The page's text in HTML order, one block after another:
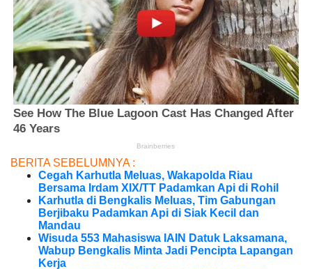
BERITA SEBELUMNYA :
Cegah Karhutla Meluas, Wakapolda Riau
Bersama Irdam XIX/TT Padamkan Api di Rohil
Karhutla di Bengkalis Meluas, Tim Gabungan
Berjibaku Padamkan Api di Siak Kecil dan
Mandau
Wisuda 553 Mahasiswa IAIN Datuk Laksamana,
Wabup Bengkalis Minta Jadi Pencipta Lapangan
Kerja